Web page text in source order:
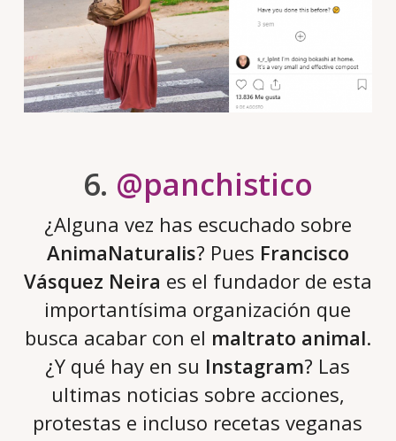
6. @panchistico
¿Alguna vez has escuchado sobre
AnimaNaturalis? Pues Francisco
Vásquez Neira es el fundador de esta
importantísima organización que
busca acabar con el maltrato animal.
¿Y qué hay en su Instagram? Las
ultimas noticias sobre acciones,
protestas e incluso recetas veganas